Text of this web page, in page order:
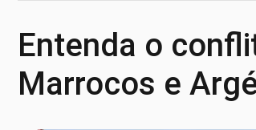
Entenda o
Marrocos e